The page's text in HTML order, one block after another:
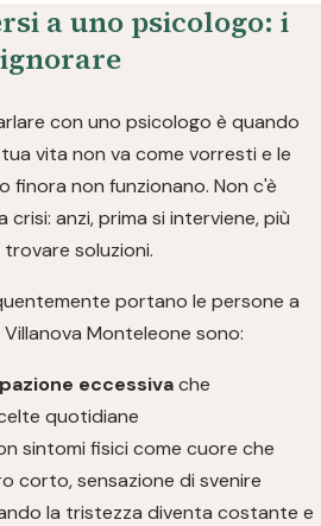
a uno psicologo: i
con uno psicologo è quando
vita non va come vorresti e le
finora non funzionano. Non c'è
anzi, prima si interviene, più
soluzioni.
portano le persone a
Monteleone sono:
eccessivache
quotidiane
sintomi fisici come cuore che
corto, sensazione di svenire
la tristezza diventa costante e